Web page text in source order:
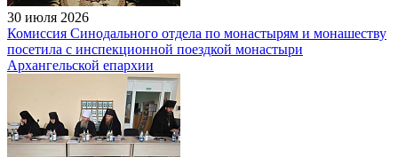
30 июля 2026
Комиссия Синодального отдела по монастырям и монашеству
посетила с инспекционной поездкой монастыри
Архангельской епархии